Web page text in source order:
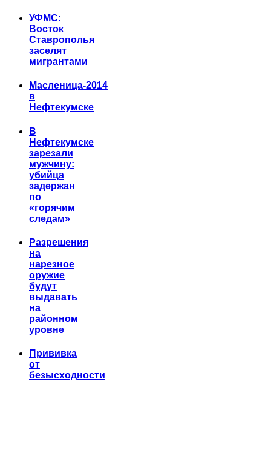
УФМС:
Восток
Ставрополья
заселят
мигрантами
Масленица-2014
в
Нефтекумске
В
Нефтекумске
зарезали
мужчину:
убийца
задержан
по
«горячим
следам»
Разрешения
на
нарезное
оружие
будут
выдавать
на
районном
уровне
Прививка
от
безысходности